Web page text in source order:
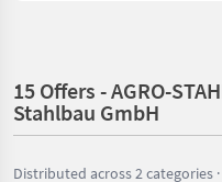
15 Offers - AGRO-
Stahlbau GmbH
Distributed across 2 categories